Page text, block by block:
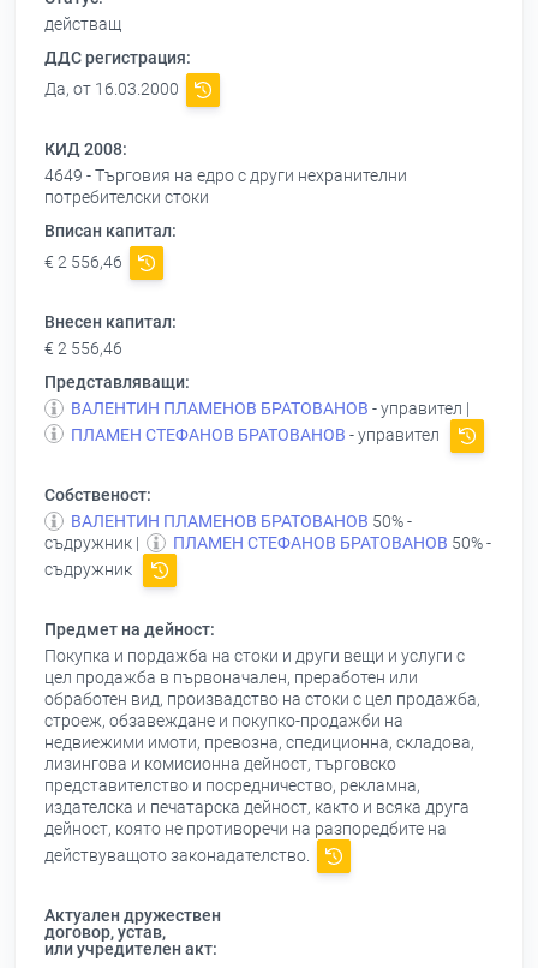
действащ
ДДС регистрация:
Да, от 16.03.2000
КИД 2008:
4649 - Търговия на едро с други нехранителни
потребителски стоки
Вписан капитал:
€ 2 556,46
Внесен капитал:
€ 2 556,46
Представляващи:
ВАЛЕНТИН ПЛАМЕНОВ БРАТОВАНОВ - управител |
ПЛАМЕН СТЕФАНОВ БРАТОВАНОВ - управител
Собственост:
ВАЛЕНТИН ПЛАМЕНОВ БРАТОВАНОВ 50% -
съдружник |
ПЛАМЕН СТЕФАНОВ БРАТОВАНОВ 50% -
съдружник
Предмет на дейност:
Покупка и пордажба на стоки и други вещи и услуги с
цел продажба в първоначален, преработен или
обработен вид, произвадство на стоки с цел продажба,
строеж, обзавеждане и покупко-продажби на
недвиежими имоти, превозна, спедиционна, складова,
лизингова и комисионна дейност, търговско
представителство и посредничество, рекламна,
издателска и печатарска дейност, както и всяка друга
дейност, която не противоречи на разпоредбите на
действуващото законадателство.
Актуален дружествен
договор, устав,
или учредителен акт: